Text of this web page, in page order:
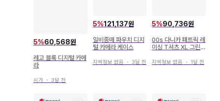
5%60,568원
레고 블록 디지털 카메
라
시가 ・ 3달 전
5%121,137원
일비종떼 파우치 디지
털 카메라 케이스
지역정보 없음 ・ 3달 전
5%90,736원
00s 다니카 패트릭 레
이싱 T셔츠 XL 그린
지역정보 없음 ・ 1달 전